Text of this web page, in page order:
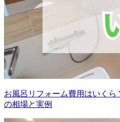
お風呂リフォーム費用はいくら
の相場と実例